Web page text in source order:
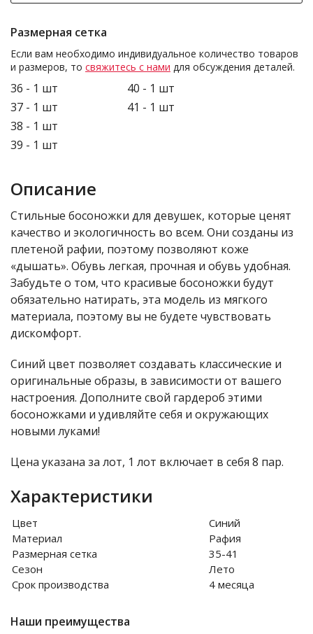
Размерная сетка
Если вам необходимо индивидуальное количество товаров
и размеров, то свяжитесь с нами для обсуждения деталей.
36 - 1 шт
37 - 1 шт
38 - 1 шт
39 - 1 шт
40 - 1 шт
41 - 1 шт
Описание
Стильные босоножки для девушек, которые ценят
качество и экологичность во всем. Они созданы из
плетеной рафии, поэтому позволяют коже
«дышать». Обувь легкая, прочная и обувь удобная.
Забудьте о том, что красивые босоножки будут
обязательно натирать, эта модель из мягкого
материала, поэтому вы не будете чувствовать
дискомфорт.
Синий цвет позволяет создавать классические и
оригинальные образы, в зависимости от вашего
настроения. Дополните свой гардероб этими
босоножками и удивляйте себя и окружающих
новыми луками!
Цена указана за лот, 1 лот включает в себя 8 пар.
Характеристики
Цвет
Синий
Материал
Рафия
Размерная сетка
35-41
Сезон
Лето
Срок производства
4 месяца
Наши преимущества